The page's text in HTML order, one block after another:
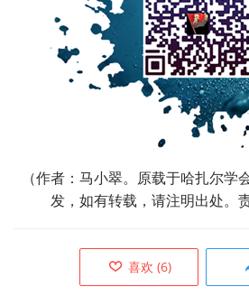
（作者：马小翠。原载于哈扎尔学
发，如有转载，请注明出处。
喜欢 (6)